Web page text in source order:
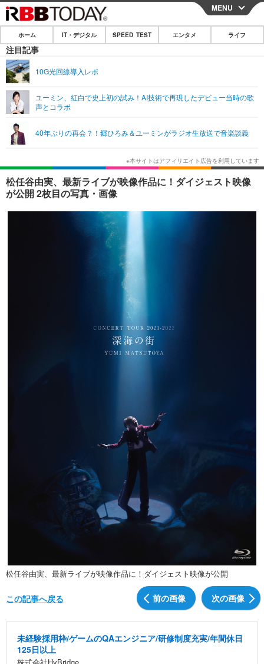
CLOSE
ホーム
IT・デジタル
ネタ
ショッピング その他
SPEED TEST
エンタメ
エンタメTOP 映画・ドラマ
韓国・芸能
音楽 スポーツ
ショッピング
ライフ
ライフTOP グルメ
ペット ショッピング
その他
リリース一覧
プッシュ通知の停止方法
MENU
ホーム IT・デジタル SPEED TEST エンタメ ライフ
注目記事
10G光回線導入レポ
ユーミン、紅白で史上初の試み！AI技術で再現したデビュー当時の歌
声とコラボ
40年ぶりの再会？！郷ひろみ＆ユーミンがラジオ生放送で音楽談義
松任谷由実、最新ライブが映像作品に！ダイジェスト映像
が公開 2枚目の写真・画像
松任谷由実、最新ライブが映像作品に！ダイジェスト映像が公開
前の画像 次の画像
この記事へ戻る
未経験採用枠/ゲームのQAエンジニア/研修制度充実/年間休日
125日以上